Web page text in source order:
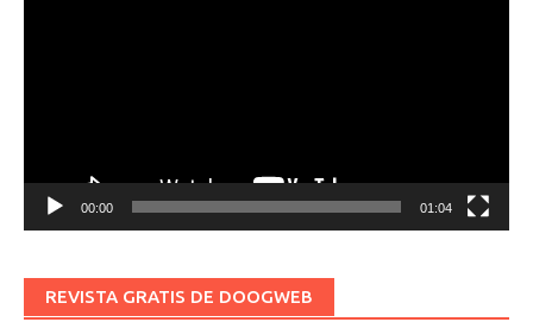
00:00 01:04
REVISTA GRATIS DE DOOGWEB